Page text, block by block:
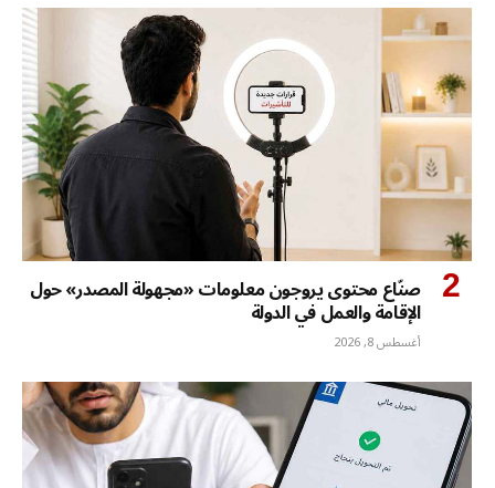
صنّاع محتوى يروجون معلومات «مجهولة المصدر» حول
الإقامة والعمل في الدولة
أغسطس 8, 2026